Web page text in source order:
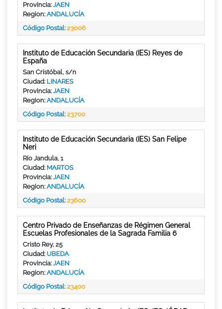
Provincia:JAEN
Region:ANDALUCÍA
Código Postal:23006
Instituto de Educación Secundaria (IES) Reyes de
España
San Cristóbal, s/n
Ciudad: LINARES
Provincia:JAEN
Region:ANDALUCÍA
Código Postal:23700
Instituto de Educación Secundaria (IES) San Felipe
Neri
Río Jandula, 1
Ciudad: MARTOS
Provincia:JAEN
Region:ANDALUCÍA
Código Postal:23600
Centro Privado de Enseñanzas de Régimen General
Escuelas Profesionales de la Sagrada Familia 6
Cristo Rey, 25
Ciudad: UBEDA
Provincia:JAEN
Region:ANDALUCÍA
Código Postal:23400